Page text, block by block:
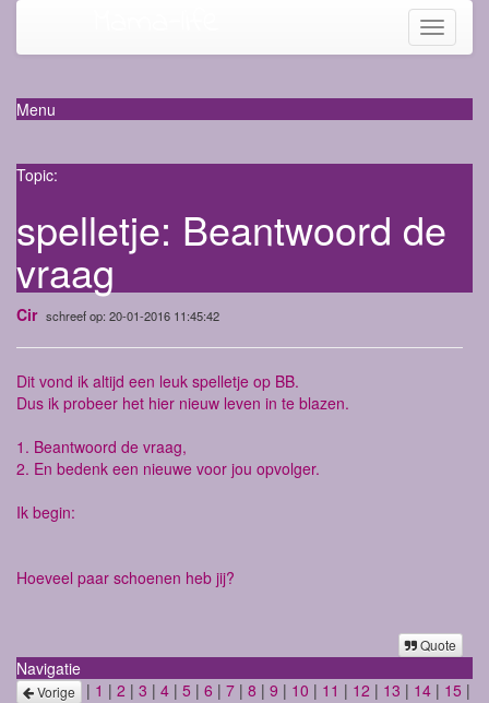
Toggle
Menu
Topic:
spelletje: Beantwoord de
vraag
Cir schreef op: 20-01-2016 11:45:42
Dit vond ik altijd een leuk spelletje op BB.
Dus ik probeer het hier nieuw leven in te blazen.
1. Beantwoord de vraag,
2. En bedenk een nieuwe voor jou opvolger.
Ik begin:
Hoeveel paar schoenen heb jij?
Quote
Navigatie
Vorige | 1 | 2 | 3 | 4 | 5 | 6 | 7 | 8 | 9 | 10 | 11 | 12 | 13 | 14 | 15 |